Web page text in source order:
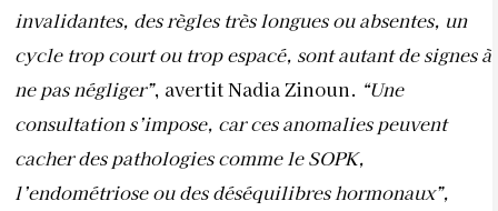
invalidantes, des règles très longues ou absentes, un
cycle trop court ou trop espacé, sont autant de signes à
ne pas négliger”, avertit Nadia Zinoun. “Une
consultation s’impose, car ces anomalies peuvent
cacher des pathologies comme le SOPK,
l’endométriose ou des déséquilibres hormonaux”,